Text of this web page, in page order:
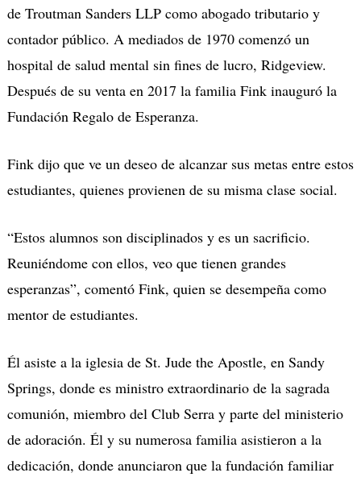
de Troutman Sanders LLP como abogado tributario y
contador público. A mediados de 1970 comenzó un
hospital de salud mental sin fines de lucro, Ridgeview.
Después de su venta en 2017 la familia Fink inauguró la
Fundación Regalo de Esperanza.
Fink dijo que ve un deseo de alcanzar sus metas entre estos
estudiantes, quienes provienen de su misma clase social.
“Estos alumnos son disciplinados y es un sacrificio.
Reuniéndome con ellos, veo que tienen grandes
esperanzas”, comentó Fink, quien se desempeña como
mentor de estudiantes.
Él asiste a la iglesia de St. Jude the Apostle, en Sandy
Springs, donde es ministro extraordinario de la sagrada
comunión, miembro del Club Serra y parte del ministerio
de adoración. Él y su numerosa familia asistieron a la
dedicación, donde anunciaron que la fundación familiar